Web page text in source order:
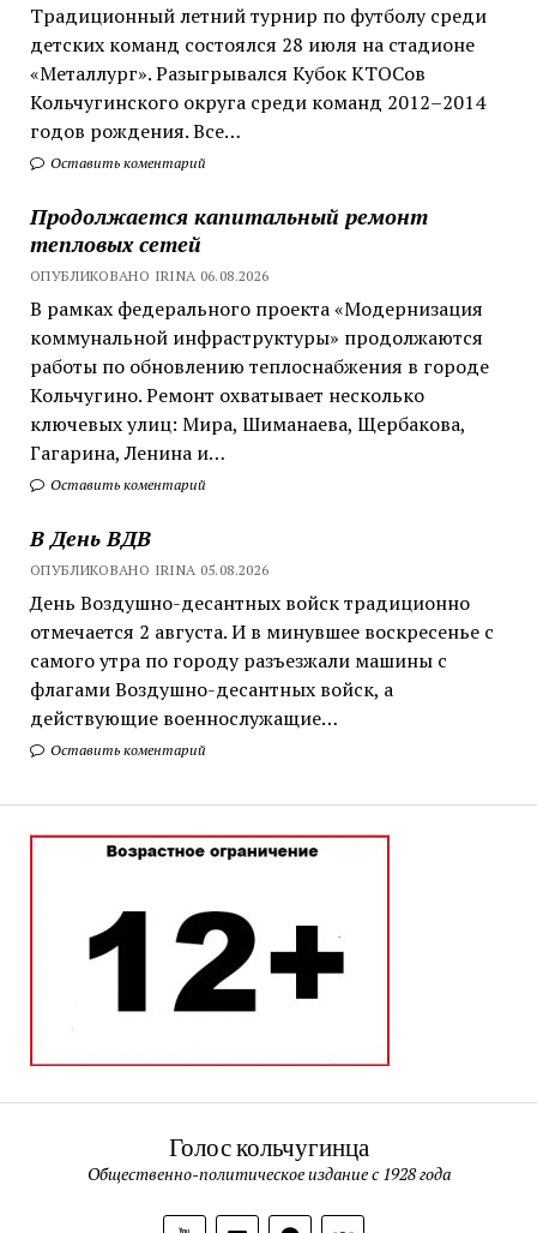
Традиционный летний турнир по футболу среди
детских команд состоялся 28 июля на стадионе
«Металлург». Разыгрывался Кубок КТОСов
Кольчугинского округа среди команд 2012–2014
годов рождения. Все…
Оставить коментарий
Продолжается капитальный ремонт
тепловых сетей
ОПУБЛИКОВАНО IRINA 06.08.2026
В рамках федерального проекта «Модернизация
коммунальной инфраструктуры» продолжаются
работы по обновлению теплоснабжения в городе
Кольчугино. Ремонт охватывает несколько
ключевых улиц: Мира, Шиманаева, Щербакова,
Гагарина, Ленина и…
Оставить коментарий
В День ВДВ
ОПУБЛИКОВАНО IRINA 05.08.2026
День Воздушно-десантных войск традиционно
отмечается 2 августа. И в минувшее воскресенье с
самого утра по городу разъезжали машины с
флагами Воздушно-десантных войск, а
действующие военнослужащие…
Оставить коментарий
Голос кольчугинца
Общественно-политическое издание с 1928 года